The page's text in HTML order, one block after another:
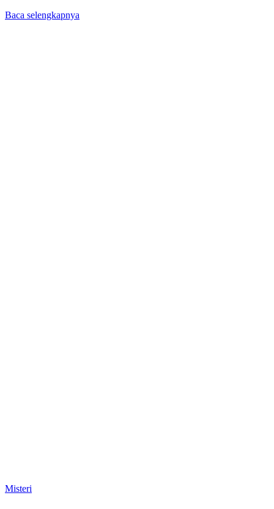
Baca selengkapnya
Misteri